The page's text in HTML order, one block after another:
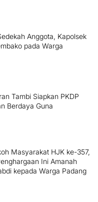
Anggota, Kapolsek
pada Warga
Tambi Siapkan PKDP
Berdaya Guna
Masyarakat HJK ke-357,
Ini Amanah
kepada Warga Padang